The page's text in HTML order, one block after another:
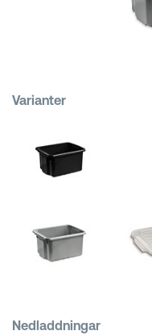
Varianter
Nedladdningar